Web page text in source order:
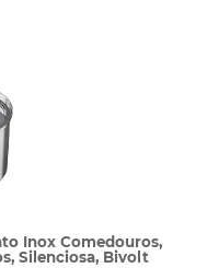
Inox Comedouros,
Silenciosa, Bivolt